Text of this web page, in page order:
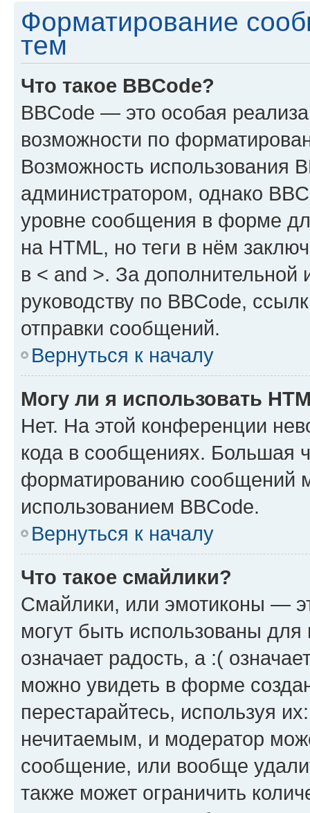
Форматирование
тем
Что такое BBCode?
BBCode — это особая
возможности по
Возможность использования
администратором, однако
уровне сообщения в форме
на HTML, но теги в нём
в < and >. За
руководству по BBCode,
отправки сообщений.
Вернуться к началу
Могу ли я использовать
Нет. На этой конференции
кода в сообщениях. Большая
форматированию сообщений
использованием BBCode.
Вернуться к началу
Что такое смайлики?
Смайлики, или эмотиконы —
могут быть использованы
означает радость, а :(
можно увидеть в форме
перестарайтесь, используя
нечитаемым, и модератор
сообщение, или вообще
также может ограничить